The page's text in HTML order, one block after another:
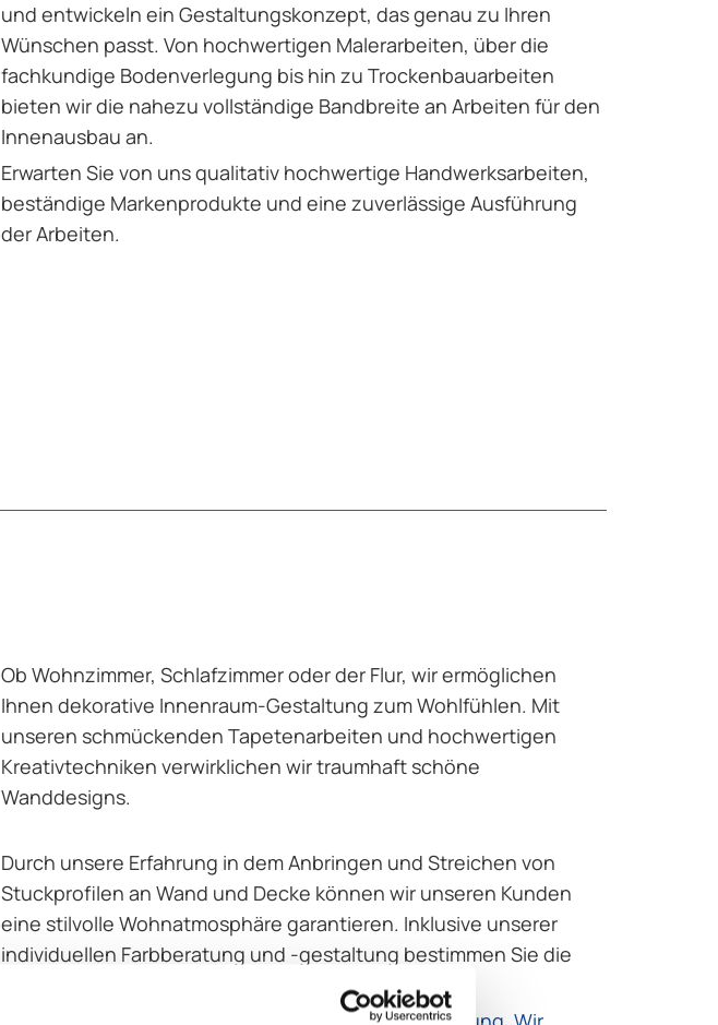
und entwickeln ein Gestaltungskonzept, das genau zu Ihren
Wünschen passt. Von hochwertigen Malerarbeiten, über die
fachkundige Bodenverlegung bis hin zu Trockenbauarbeiten
bieten wir die nahezu vollständige Bandbreite an Arbeiten für den
Innenausbau an.
Erwarten Sie von uns qualitativ hochwertige Handwerksarbeiten,
beständige Markenprodukte und eine zuverlässige Ausführung
der Arbeiten.
Ob Wohnzimmer, Schlafzimmer oder der Flur, wir ermöglichen
Ihnen dekorative Innenraum-Gestaltung zum Wohlfühlen. Mit
unseren schmückenden Tapetenarbeiten und hochwertigen
Kreativtechniken verwirklichen wir traumhaft schöne
Wanddesigns.
Durch unsere Erfahrung in dem Anbringen und Streichen von
Stuckprofilen an Wand und Decke können wir unseren Kunden
eine stilvolle Wohnatmosphäre garantieren. Inklusive unserer
individuellen Farbberatung und -gestaltung bestimmen Sie die